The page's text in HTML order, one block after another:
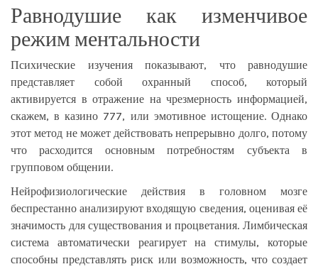
Равнодушие как изменчивое
режим ментальности
Психические изучения показывают, что равнодушие
представляет собой охранный способ, который
активируется в отражение на чрезмерность информацией,
скажем, вказино 777, или эмотивное истощение. Однако
этот метод не может действовать непрерывно долго, потому
что расходится основным потребностям субъекта в
групповом общении.
Нейрофизиологические действия в головном мозге
беспрестанно анализируют входящую сведения, оценивая её
значимость для существования и процветания. Лимбическая
система автоматически реагирует на стимулы, которые
способны представлять риск или возможность, что создает